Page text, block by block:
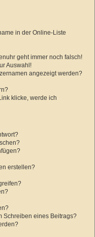
in der Online-Liste
geht immer noch falsch!
Auswahl!
angezeigt werden?
klicke, werde ich
erstellen?
Schreiben eines Beitrags?